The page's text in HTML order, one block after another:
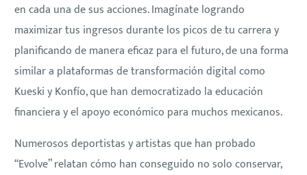
en cada una de sus acciones. Imagínate logrando
maximizar tus ingresos durante los picos de tu carrera y
planificando de manera eficaz para el futuro, de una forma
similar a plataformas de transformación digital como
Kueski y Konfío, que han democratizado la educación
financiera y el apoyo económico para muchos mexicanos.
Numerosos deportistas y artistas que han probado
“Evolve” relatan cómo han conseguido no solo conservar,